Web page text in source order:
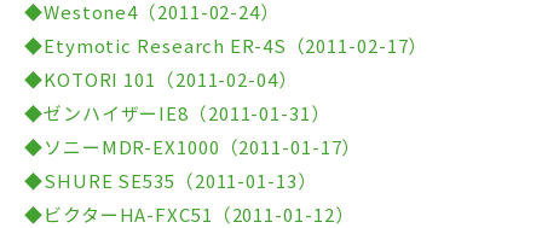
◆Westone4（2011-02-24）
◆Etymotic Research ER-4S（2011-02-17）
◆KOTORI 101（2011-02-04）
◆ゼンハイザーIE8（2011-01-31）
◆ソニーMDR-EX1000（2011-01-17）
◆SHURE SE535（2011-01-13）
◆ビクターHA-FXC51（2011-01-12）